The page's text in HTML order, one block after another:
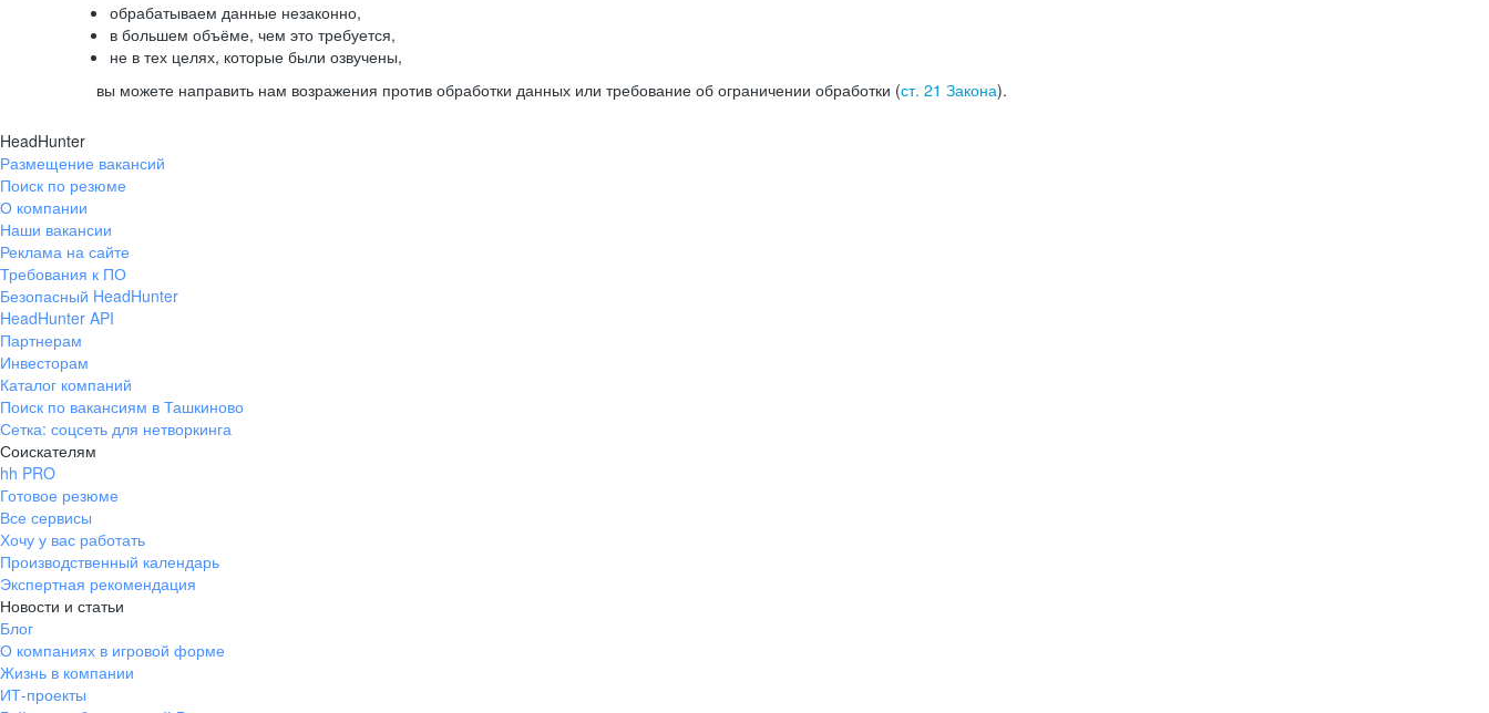
обрабатываем данные незаконно,
в большем объёме, чем это требуется,
не в тех целях, которые были озвучены,
вы можете направить нам возражения против обработки данных или требование об ограничении обработки (ст. 21 Закона).
HeadHunter
Размещение вакансий
Поиск по резюме
О компании
Наши вакансии
Реклама на сайте
Требования к ПО
Безопасный HeadHunter
HeadHunter API
Партнерам
Инвесторам
Каталог компаний
Поиск по вакансиям в Ташкиново
Сетка: соцсеть для нетворкинга
Соискателям
hh PRO
Готовое резюме
Все сервисы
Хочу у вас работать
Производственный календарь
Экспертная рекомендация
Новости и статьи
Блог
О компаниях в игровой форме
Жизнь в компании
ИТ-проекты